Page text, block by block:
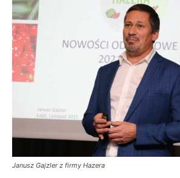
Janusz Gajzler z firmy Hazera